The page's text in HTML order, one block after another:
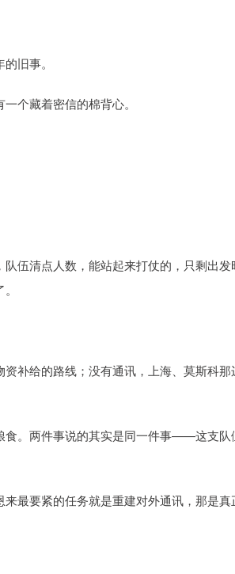
旧事。
个藏着密信的棉背心。
伍清点人数，能站起来打仗的，只剩出发
补给的路线；没有通讯，上海、莫斯科那
食。两件事说的其实是同一件事——这支队
最要紧的任务就是重建对外通讯，那是真
沪深300 4694.44 43.13 0.93%